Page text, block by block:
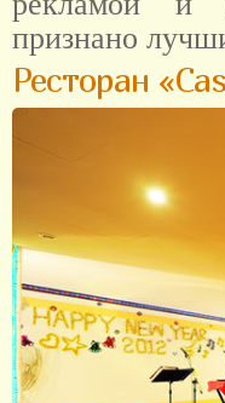
признано
Ресторан